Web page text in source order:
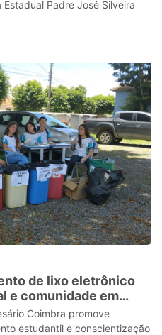
Padre José Silveira
de lixo eletrônico
e comunidade em
Coimbra promove
estudantil e conscientização